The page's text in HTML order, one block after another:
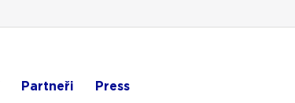
Partneři Press